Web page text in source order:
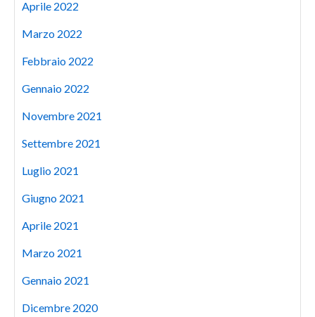
Aprile 2022
Marzo 2022
Febbraio 2022
Gennaio 2022
Novembre 2021
Settembre 2021
Luglio 2021
Giugno 2021
Aprile 2021
Marzo 2021
Gennaio 2021
Dicembre 2020